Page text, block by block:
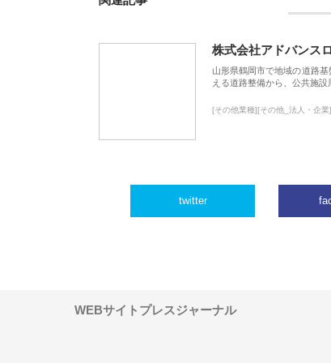
株式会社アドバンス
山形県鶴岡市で地域の道路
える道路整備から、公共施
[その他業種][その他_法人・企業]
twitter
WEBサイトプレスジャーナル